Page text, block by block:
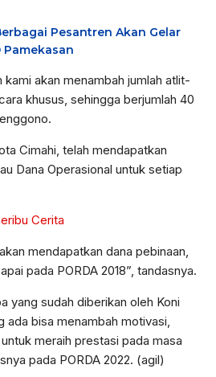
Pesantren Akan Gelar
Pamekasan
kami akan menambah jumlah atlit-
khusus, sehingga berjumlah 40
Cimahi, telah mendapatkan
Dana Operasional untuk setiap
Cerita
mendapatkan dana pebinaan,
pada PORDA 2018”, tandasnya.
yang sudah diberikan oleh Koni
ada bisa menambah motivasi,
meraih prestasi pada masa
pada PORDA 2022. (agil)